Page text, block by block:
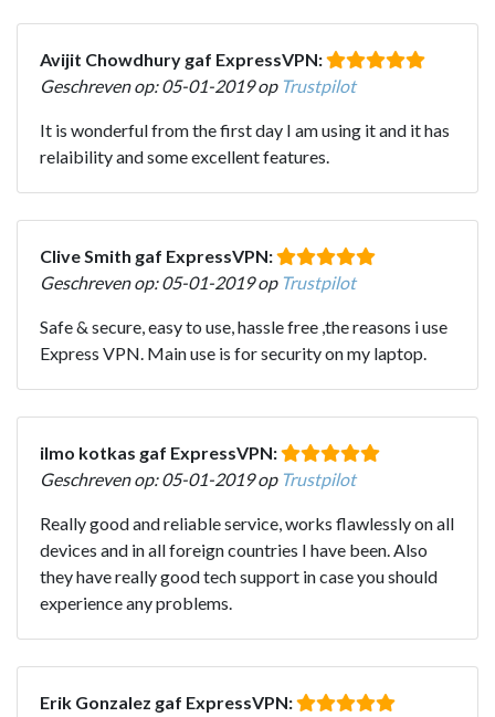
Avijit Chowdhury gaf ExpressVPN:
Geschreven op: 05-01-2019 op Trustpilot
It is wonderful from the first day I am using it and it has
relaibility and some excellent features.
Clive Smith gaf ExpressVPN:
Geschreven op: 05-01-2019 op Trustpilot
Safe & secure, easy to use, hassle free ,the reasons i use
Express VPN. Main use is for security on my laptop.
ilmo kotkas gaf ExpressVPN:
Geschreven op: 05-01-2019 op Trustpilot
Really good and reliable service, works flawlessly on all
devices and in all foreign countries I have been. Also
they have really good tech support in case you should
experience any problems.
Erik Gonzalez gaf ExpressVPN: